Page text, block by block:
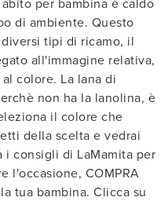
per bambina è caldo
di ambiente. Questo
tipi di ricamo, il
all'immagine relativa,
colore. La lana di
non ha la lanolina, è
il colore che
della scelta e vedrai
i consigli di LaMamita per
l'occasione, COMPRA
tua bambina. Clicca su